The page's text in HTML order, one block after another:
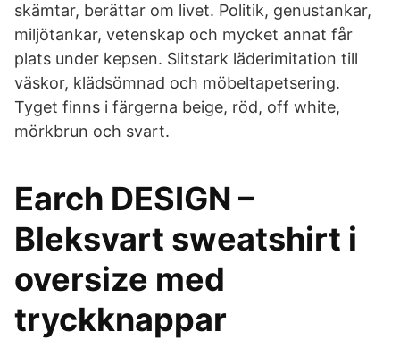
skämtar, berättar om livet. Politik, genustankar,
miljötankar, vetenskap och mycket annat får
plats under kepsen. Slitstark läderimitation till
väskor, klädsömnad och möbeltapetsering.
Tyget finns i färgerna beige, röd, off white,
mörkbrun och svart.
Earch DESIGN –
Bleksvart sweatshirt i
oversize med
tryckknappar